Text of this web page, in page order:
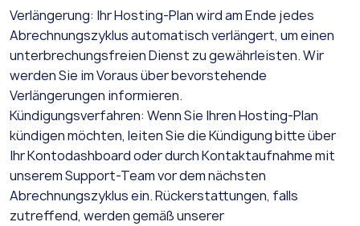
Verlängerung: Ihr Hosting-Plan wird am Ende jedes
Abrechnungszyklus automatisch verlängert, um einen
unterbrechungsfreien Dienst zu gewährleisten. Wir
werden Sie im Voraus über bevorstehende
Verlängerungen informieren.
Kündigungsverfahren: Wenn Sie Ihren Hosting-Plan
kündigen möchten, leiten Sie die Kündigung bitte über
Ihr Kontodashboard oder durch Kontaktaufnahme mit
unserem Support-Team vor dem nächsten
Abrechnungszyklus ein. Rückerstattungen, falls
zutreffend, werden gemäß unserer